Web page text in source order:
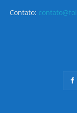
Contato: